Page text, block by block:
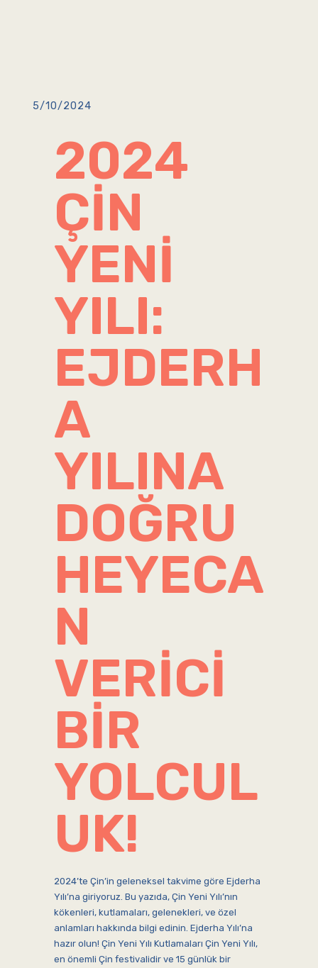
5/10/2024
2024
ÇIN
YENI
YILI:
EJDERH
A
YILINA
DOĞRU
HEYECA
N
VERICI
BIR
YOLCUL
UK!
2024’te Çin’in geleneksel takvime göre Ejderha
Yılı’na giriyoruz. Bu yazıda, Çin Yeni Yılı’nın
kökenleri, kutlamaları, gelenekleri, ve özel
anlamları hakkında bilgi edinin. Ejderha Yılı’na
hazır olun! Çin Yeni Yılı Kutlamaları Çin Yeni Yılı,
en önemli Çin festivalidir ve 15 günlük bir